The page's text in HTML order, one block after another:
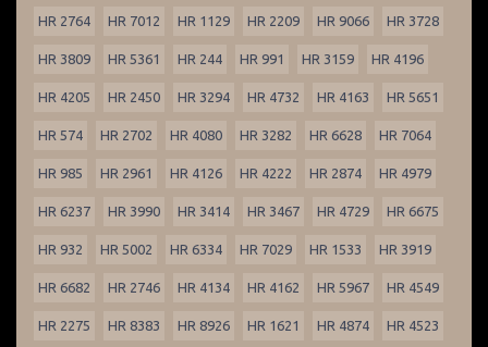
HR 2764 HR 7012 HR 1129 HR 2209 HR 9066 HR 3728
HR 3809 HR 5361 HR 244 HR 991 HR 3159 HR 4196
HR 4205 HR 2450 HR 3294 HR 4732 HR 4163 HR 5651
HR 574 HR 2702 HR 4080 HR 3282 HR 6628 HR 7064
HR 985 HR 2961 HR 4126 HR 4222 HR 2874 HR 4979
HR 6237 HR 3990 HR 3414 HR 3467 HR 4729 HR 6675
HR 932 HR 5002 HR 6334 HR 7029 HR 1533 HR 3919
HR 6682 HR 2746 HR 4134 HR 4162 HR 5967 HR 4549
HR 2275 HR 8383 HR 8926 HR 1621 HR 4874 HR 4523